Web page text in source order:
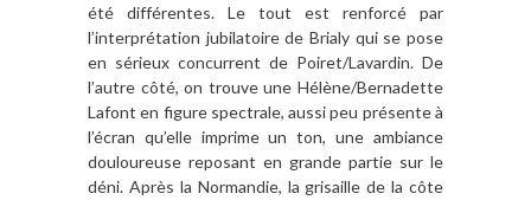
été différentes. Le tout est renforcé par
l’interprétation jubilatoire de Brialy qui se pose
en sérieux concurrent de Poiret/Lavardin. De
l’autre côté, on trouve une Hélène/Bernadette
Lafont en figure spectrale, aussi peu présente à
l’écran qu’elle imprime un ton, une ambiance
douloureuse reposant en grande partie sur le
déni. Après la Normandie, la grisaille de la côte